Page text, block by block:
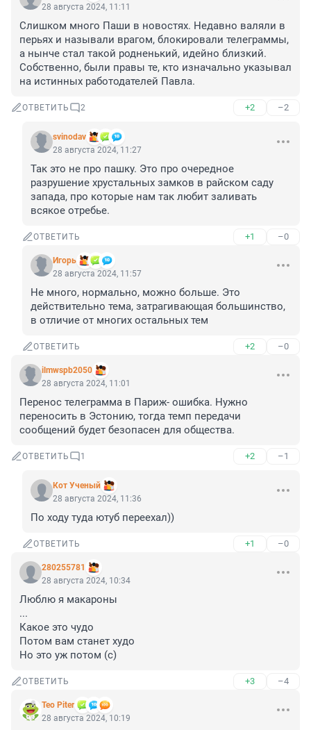
28 августа 2024, 11:11
Слишком много Паши в новостях. Недавно валяли в
перьях и называли врагом, блокировали телеграммы,
а нынче стал такой родненький, идейно близкий.
Собственно, были правы те, кто изначально указывал
на истинных работодателей Павла.
ОТВЕТИТЬ 2 +2 –2
svinodav
28 августа 2024, 11:27
Так это не про пашку. Это про очередное
разрушение хрустальных замков в райском саду
запада, про которые нам так любит заливать
всякое отребье.
ОТВЕТИТЬ +1 –0
Игoрь
28 августа 2024, 11:57
Не много, нормально, можно больше. Это
действительно тема, затрагивающая большинство,
в отличие от многих остальных тем
ОТВЕТИТЬ +2 –0
ilmwspb2050
28 августа 2024, 11:01
Перенос телеграмма в Париж- ошибка. Нужно
переносить в Эстонию, тогда темп передачи
сообщений будет безопасен для общества.
ОТВЕТИТЬ 1 +2 –1
Кот Ученый
28 августа 2024, 11:36
По ходу туда ютуб переехал))
ОТВЕТИТЬ +1 –0
280255781
28 августа 2024, 10:34
Люблю я макароны
...
Какое это чудо
Потом вам станет худо
Но это уж потом (с)
ОТВЕТИТЬ +3 –4
Teo Piter
28 августа 2024, 10:19